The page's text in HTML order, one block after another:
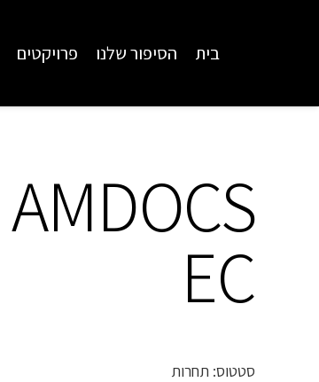
בית הסיפור שלנו פרויקטים
AMDOCS
EC
סטטוס: תחרות